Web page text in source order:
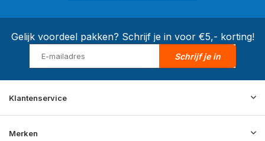
Gelijk voordeel pakken? Schrijf je in voor €5,- korting!
Schrijf je in
Klantenservice
Merken